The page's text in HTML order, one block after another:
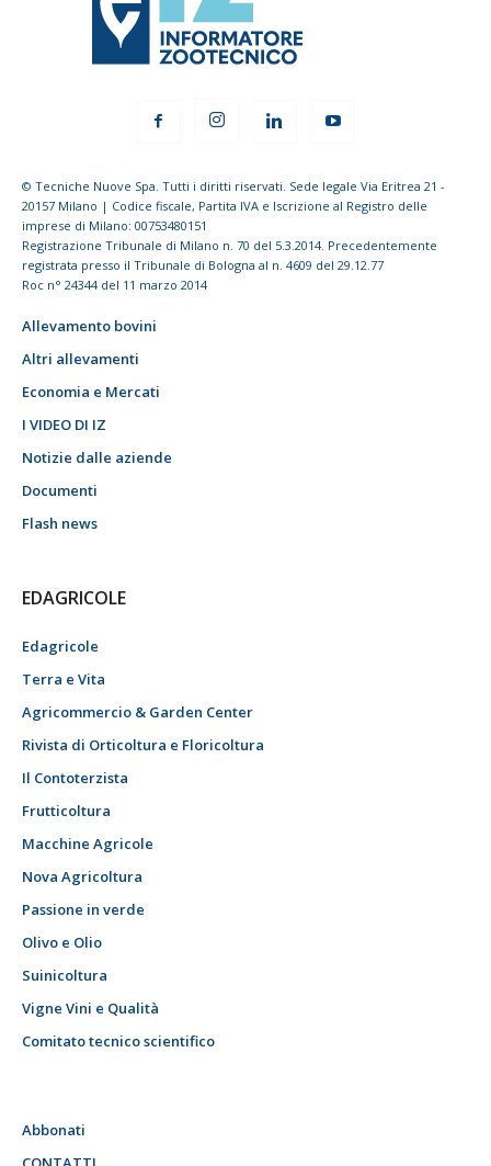
© Tecniche Nuove Spa. Tutti i diritti riservati. Sede legale Via Eritrea 21 -
20157 Milano | Codice fiscale, Partita IVA e Iscrizione al Registro delle
imprese di Milano: 00753480151
Registrazione Tribunale di Milano n. 70 del 5.3.2014. Precedentemente
registrata presso il Tribunale di Bologna al n. 4609 del 29.12.77
Roc n° 24344 del 11 marzo 2014
Allevamento bovini
Altri allevamenti
Economia e Mercati
I VIDEO DI IZ
Notizie dalle aziende
Documenti
Flash news
EDAGRICOLE
Edagricole
Terra e Vita
Agricommercio & Garden Center
Rivista di Orticoltura e Floricoltura
Il Contoterzista
Frutticoltura
Macchine Agricole
Nova Agricoltura
Passione in verde
Olivo e Olio
Suinicoltura
Vigne Vini e Qualità
Comitato tecnico scientifico
Abbonati